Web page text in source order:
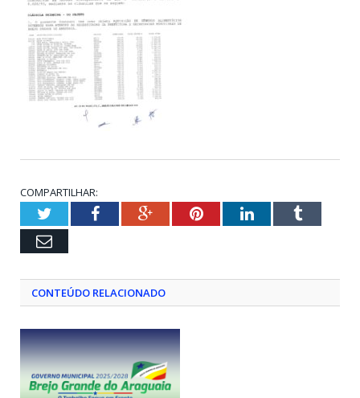
COMPARTILHAR:
TwitterFacebookGoogle+PinterestLinkedInTumblr
Email
CONTEÚDO RELACIONADO